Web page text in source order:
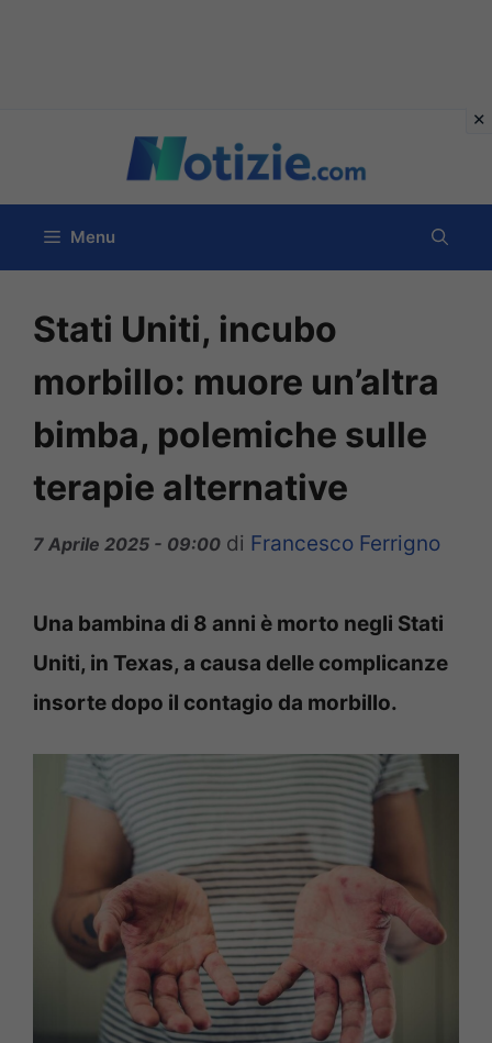
contenuto
Menu
Stati Uniti, incubo
morbillo: muore un’altra
bimba, polemiche sulle
terapie alternative
7 Aprile 2025 - 09:00 di Francesco Ferrigno
Una bambina di 8 anni è morto negli Stati
Uniti, in Texas, a causa delle complicanze
insorte dopo il contagio da morbillo.